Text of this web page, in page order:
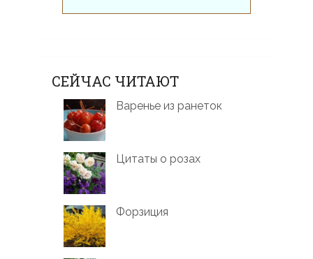
СЕЙЧАС ЧИТАЮТ
Варенье из ранеток
Цитаты о розах
Форзиция